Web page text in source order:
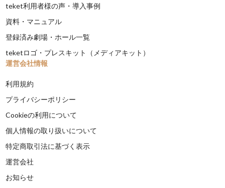
teket利用者様の声・導入事例
資料・マニュアル
登録済み劇場・ホール一覧
teketロゴ・プレスキット（メディアキット）
運営会社情報
利用規約
プライバシーポリシー
Cookieの利用について
個人情報の取り扱いについて
特定商取引法に基づく表示
運営会社
お知らせ